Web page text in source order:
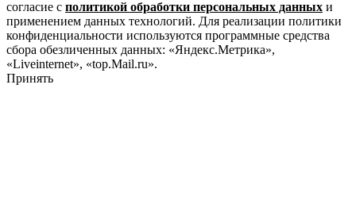
согласие с политикой обработки персональных данных и
применением данных технологий. Для реализации политики
конфиденциальности используются программные средства
сбора обезличенных данных: «Яндекс.Метрика»,
«Liveinternet», «top.Mail.ru».
Принять